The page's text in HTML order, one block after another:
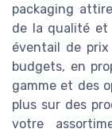
packaging
de la qualité et
éventail de
budgets, en
gamme et des
plus sur des
votre